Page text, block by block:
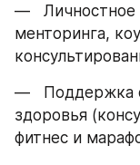
—
менторинга,
—   Поддержка
здоровья
фитнес и